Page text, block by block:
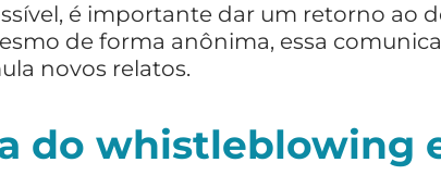
é importante dar um retorno ao
de forma anônima, essa
novos relatos.
do whistleblowing